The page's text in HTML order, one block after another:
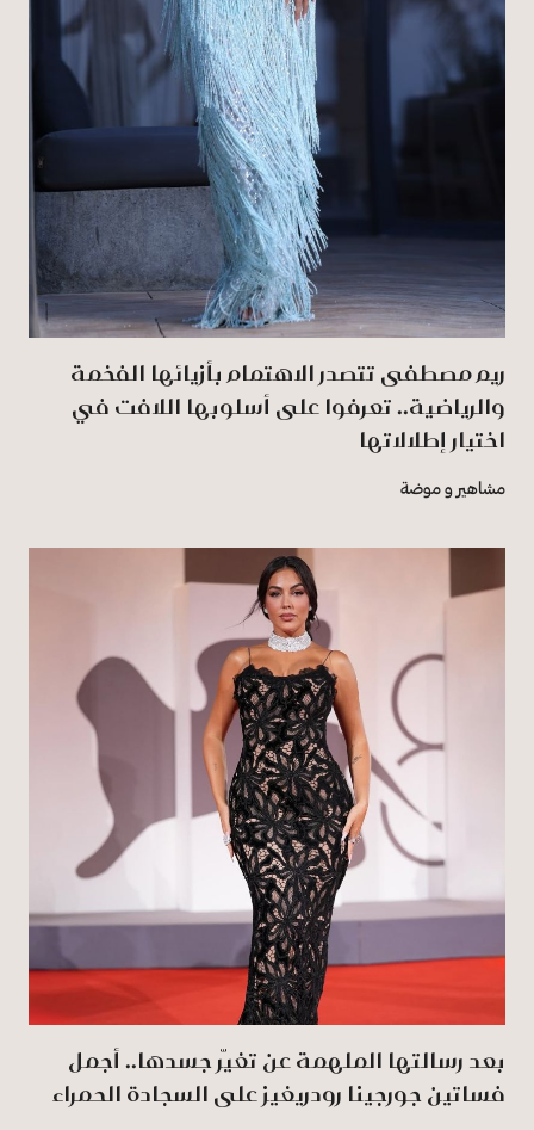
ريم مصطفى تتصدر الاهتمام بأزيائها الفخمة
والرياضية.. تعرفوا على أسلوبها اللافت في
اختيار إطلالاتها
مشاهير و موضة
بعد رسالتها الملهمة عن تغيّر جسدها.. أجمل
فساتين جورجينا رودريغيز على السجادة الحمراء